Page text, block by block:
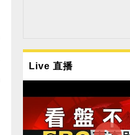
Live 直播